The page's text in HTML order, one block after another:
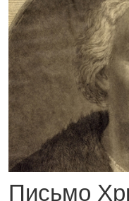
Письмо